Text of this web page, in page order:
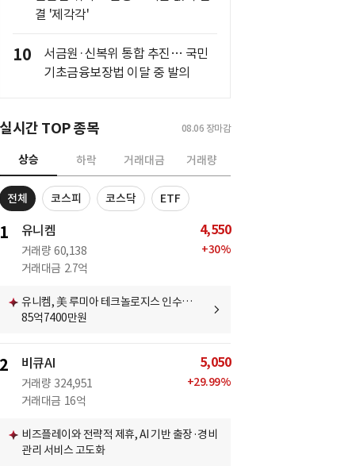
결 '제각각'
10
서금원·신복위 통합 추진… 국민
기초금융보장법 이달 중 발의
실시간 TOP 종목 08.06 장마감
상승 하락 거래대금 거래량
전체 코스피 코스닥 ETF
1 유니켐
거래량 60,138
거래대금 2.7억
4,550
+30%
유니켐, 美 루미아 테크놀로지스 인수…
85억7400만원
2 비큐AI
거래량 324,951
거래대금 16억
5,050
+29.99%
비즈플레이와 전략적 제휴, AI 기반 출장·경비
관리 서비스 고도화